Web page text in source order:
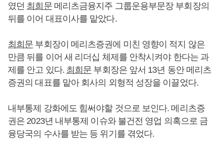
였던 최희문메리츠금융지주 그룹운용부문장 부회장의
뒤를 이어 대표이사를 맡았다.
최희문 부회장이 메리츠증권에 미친 영향이 적지 않은
만큼 뒤를 이어 새 리더십 체제를 안착시켜야 한다는 과
제를 안고 있다. 최희문 부회장은 앞서 13년 동안 메리츠
증권의 대표를 맡아 회사의 외형적 성장을 이끌었다.
내부통제 강화에도 힘써야할 것으로 보인다. 메리츠증
권은 2023년 내부통제 이슈와 불건전 영업 의혹으로 금
융당국의 수사를 받는 등 위기를 겪었다.